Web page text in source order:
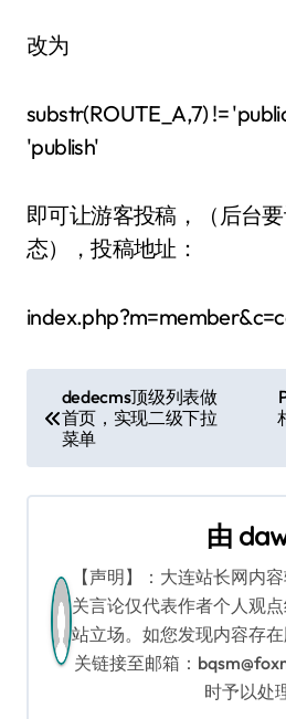
改为
substr(ROUTE_A,7) !=
'publish'
即可让游客投稿，（后台
态），投稿地址：
章
导
dedecms顶级列表做
首页，实现二级下拉
菜单
由
【声明】：大连站长网内
关言论仅代表作者个人观
站立场。如您发现内容存
关链接至邮箱：
时予以处